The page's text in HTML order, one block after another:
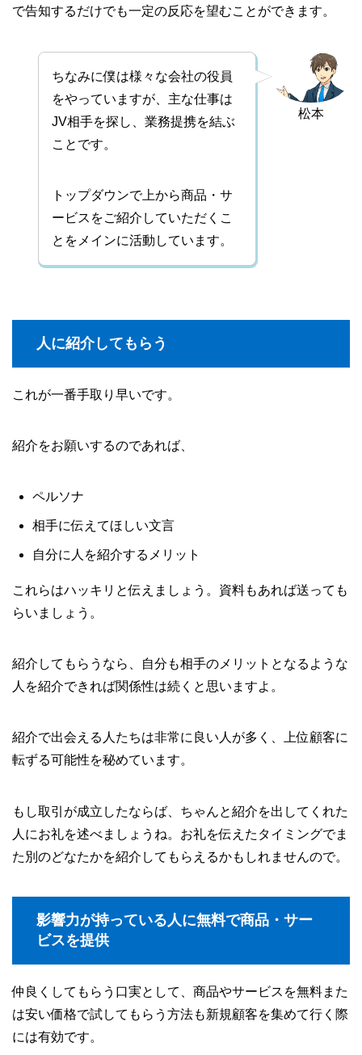
で告知するだけでも一定の反応を望むことができます。
松本
ちなみに僕は様々な会社の役員
をやっていますが、主な仕事は
JV相手を探し、業務提携を結ぶ
ことです。
トップダウンで上から商品・サ
ービスをご紹介していただくこ
とをメインに活動しています。
人に紹介してもらう
これが一番手取り早いです。
紹介をお願いするのであれば、
ペルソナ
相手に伝えてほしい文言
自分に人を紹介するメリット
これらはハッキリと伝えましょう。資料もあれば送っても
らいましょう。
紹介してもらうなら、自分も相手のメリットとなるような
人を紹介できれば関係性は続くと思いますよ。
紹介で出会える人たちは非常に良い人が多く、上位顧客に
転ずる可能性を秘めています。
もし取引が成立したならば、ちゃんと紹介を出してくれた
人にお礼を述べましょうね。お礼を伝えたタイミングでま
た別のどなたかを紹介してもらえるかもしれませんので。
影響力が持っている人に無料で商品・サー
ビスを提供
仲良くしてもらう口実として、商品やサービスを無料また
は安い価格で試してもらう方法も新規顧客を集めて行く際
には有効です。